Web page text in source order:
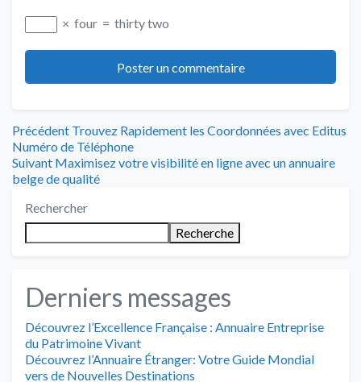
× four = thirty two
Navigation
de
l’article
Précédent Article
précédent
:
Trouvez Rapidement les Coordonnées avec Editus
Numéro de Téléphone
Suivant Article
suivant
Maximisez votre visibilité en ligne avec un annuaire
belge de qualité
Rechercher
Recherche
Derniers messages
Découvrez l’Excellence Française : Annuaire Entreprise
du Patrimoine Vivant
Découvrez l’Annuaire Étranger: Votre Guide Mondial
vers de Nouvelles Destinations